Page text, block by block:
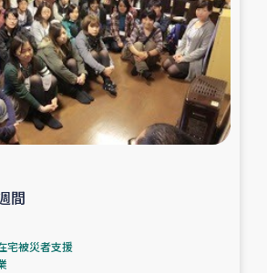
コ・シリア地震被災者支援
ヤヤ小規模紅茶農家支援
コーヒー生産者支援
ウベシ郡でのコーヒー畑改善事業
間
宅被災者支援